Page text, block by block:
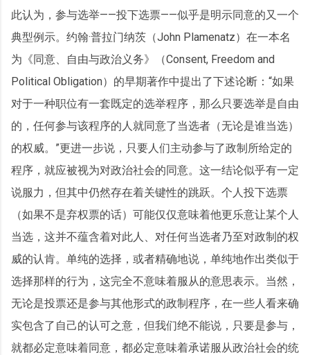
此认为，参与选举——投下选票——似乎是明示同意的又一个
典型例示。约翰·普拉门纳茨（John Plamenatz）在一本名
为《同意、自由与政治义务》（Consent, Freedom and
Political Obligation）的早期著作中提出了下述论断：“如果
对于一种职位有一套既定的选举程序，那么只要选举是自由
的，任何参与该程序的人就同意了当选者（无论是谁当选）
的权威。”更进一步说，只要人们主动参与了政制所给定的
程序，就应被视为对政治社会的同意。这一结论似乎有一定
说服力，但其中仍然存在着关键性的跳跃。个人投下选票
（如果不是弃权票的话）可能仅仅意味着他更乐意让某个人
当选，这并不蕴含着对此人、对任何当选者乃至对政制的权
威的认肯。单纯的选择，或者精确地说，单纯地作出类似于
选择那样的行为，这完全不意味着服从的意思表示。当然，
无论是投票还是参与其他形式的政制程序，在一些人看来确
实包含了自己的认可之意，但我们绝不能说，只要是参与，
就都必定意味着同意，都必定意味着承诺服从政治社会的统